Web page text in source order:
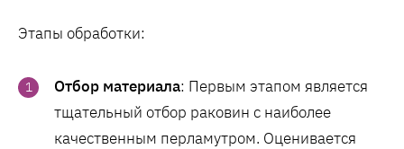
Этапы обработки:
Отбор материала: Первым этапом является
тщательный отбор раковин с наиболее
качественным перламутром. Оценивается